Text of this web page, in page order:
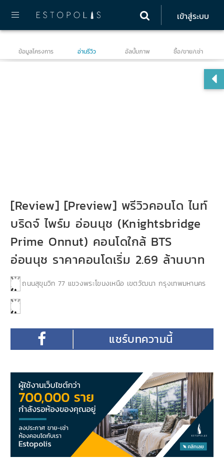
เข้าสู่ระบบ
ข้อมูลโครงการ อ่านรีวิว อัลบั้มภาพ ซื้อ/ขาย/เช่า
ไ
[Review] [Preview] พรีวิวคอนโด ไนท์
บริดจ์ ไพร์ม อ่อนนุช (Knightsbridge
Prime Onnut) คอนโดใกล้ BTS
อ่อนนุช ราคาคอนโดเริ่ม 2.69 ล้านบาท
ถนนสุขุมวิท 77 แขวงพระโขนงเหนือ เขตวัฒนา กรุงเทพมหานคร